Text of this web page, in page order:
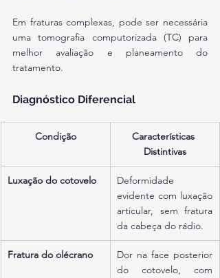
Em fraturas complexas, pode ser necessária
uma tomografia computorizada (TC) para
melhor avaliação e planeamento do
tratamento.
Diagnóstico Diferencial
Condição
Características
Distintivas
Luxação do cotovelo
Deformidade
evidente com luxação
articular, sem fratura
da cabeça do rádio.
Fratura do olécrano
Dor na face posterior
do cotovelo, com